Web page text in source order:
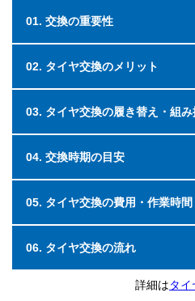
01. 交換の重要性
02. タイヤ交換のメリット
03. タイヤ交換の履き替え・組み
04. 交換時期の目安
05. タイヤ交換の費用・作業時間
06. タイヤ交換の流れ
詳細はタ